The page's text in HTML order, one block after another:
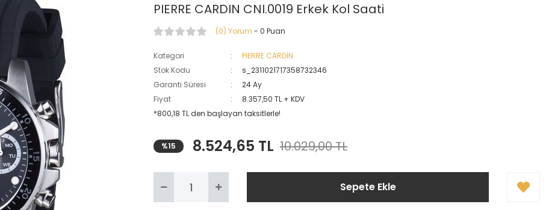
PIERRE CARDIN CNI.0019 Erkek Kol Saati
(0) Yorum - 0 Puan
Kategori
PİERRE CARDİN
Stok Kodu
s_2311021717358732346
Garanti Süresi
24 Ay
Fiyat
8.357,50 TL + KDV
*800,18 TL den başlayan taksitlerle!
%15 8.524,65 TL 10.029,00 TL
Sepete Ekle